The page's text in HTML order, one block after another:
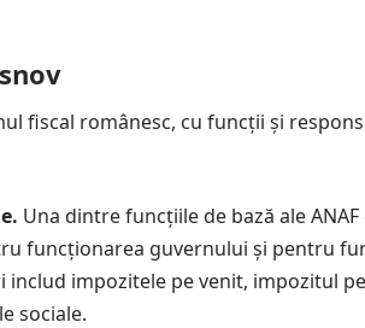
fiscal românesc, cu funcții și
Una dintre funcțiile de bază ale
funcționarea guvernului și pentru
includ impozitele pe venit, impozitul
sociale.